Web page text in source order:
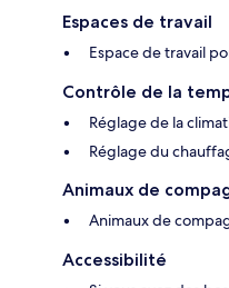
Espaces de travail
Espace de travail
Contrôle de la
Réglage de la
Réglage du
Animaux de
Animaux de
Accessibilité